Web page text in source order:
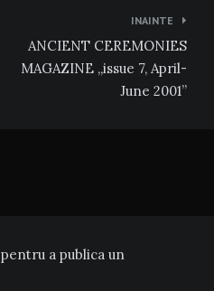
INAINTE
ANCIENT CEREMONIES
MAGAZINE „issue 7, April-
June 2001”
pentru a publica un